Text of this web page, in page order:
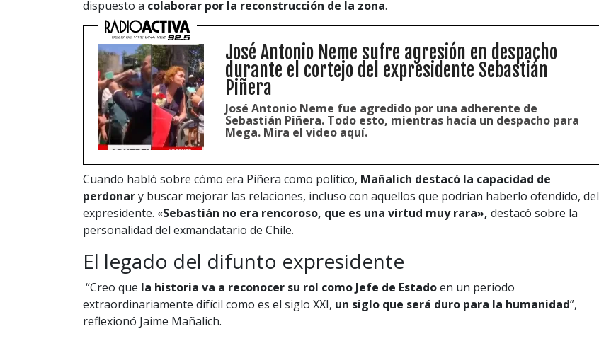
dispuesto a colaborar por la reconstrucción de la zona.
José Antonio Neme sufre agresión en despacho
durante el cortejo del expresidente Sebastián
Piñera
José Antonio Neme fue agredido por una adherente de
Sebastián Piñera. Todo esto, mientras hacía un despacho para
Mega. Mira el video aquí.
Cuando habló sobre cómo era Piñera como político, Mañalich destacó la capacidad de
perdonary buscar mejorar las relaciones, incluso con aquellos que podrían haberlo ofendido, del
expresidente. «Sebastián no era rencoroso, que es una virtud muy rara», destacó sobre la
personalidad del exmandatario de Chile.
El legado del difunto expresidente
“Creo que la historia va a reconocer su rol como Jefe de Estadoen un periodo
extraordinariamente difícil como es el siglo XXI, un siglo que será duro para la humanidad”,
reflexionó Jaime Mañalich.